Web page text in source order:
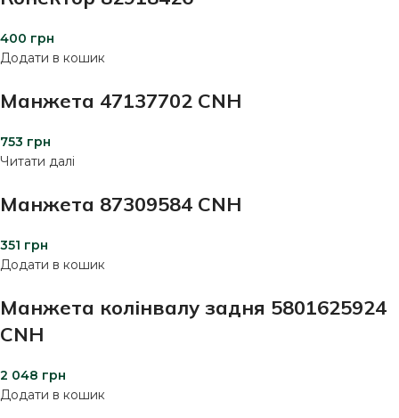
400 грн
Додати в кошик
Манжета 47137702 CNH
753 грн
Читати далі
Манжета 87309584 CNH
351 грн
Додати в кошик
Манжета колінвалу задня 5801625924
CNH
2 048 грн
Додати в кошик